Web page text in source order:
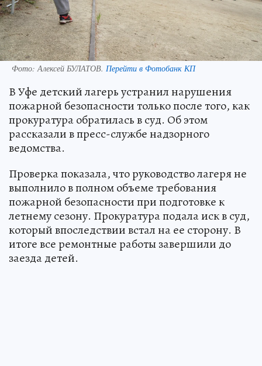
Фото: Алексей БУЛАТОВ. Перейти в Фотобанк КП
В Уфе детский лагерь устранил нарушения
пожарной безопасности только после того, как
прокуратура обратилась в суд. Об этом
рассказали в пресс-службе надзорного
ведомства.
Проверка показала, что руководство лагеря не
выполнило в полном объеме требования
пожарной безопасности при подготовке к
летнему сезону. Прокуратура подала иск в суд,
который впоследствии встал на ее сторону. В
итоге все ремонтные работы завершили до
заезда детей.